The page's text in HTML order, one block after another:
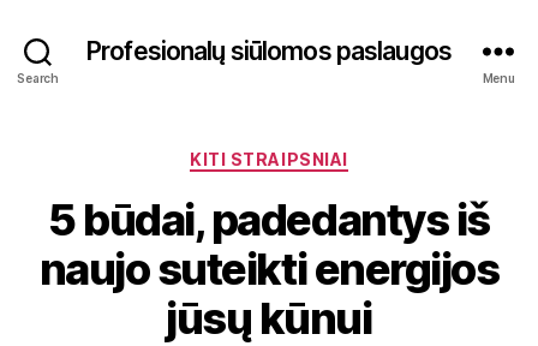
Search
Profesionalų siūlomos paslaugos
Menu
Categories
KITI STRAIPSNIAI
5 būdai, padedantys iš
naujo suteikti energijos
jūsų kūnui